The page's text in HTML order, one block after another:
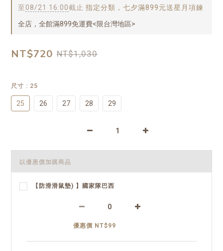
至08/21 16:00截止 指定分類，七夕滿899元送星月項鍊
全店，全館滿899免運費<限台灣地區>
NT$720 NT$1,030
尺寸 : 25
25 26 27 28 29
以優惠價加購商品
【防滑滑鼠墊) 】國家隊巴西
優惠價 NT$99